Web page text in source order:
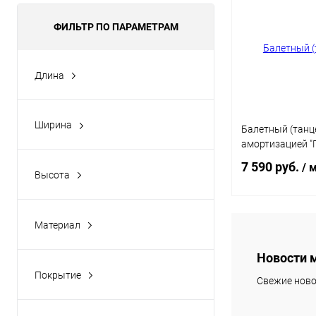
ФИЛЬТР ПО ПАРАМЕТРАМ
Длина
Ширина
Высота
Материал
Покрытие
Балетный
амортизацией
7 590 руб. /
Купить в 1
В избранное
Новости
Свежие